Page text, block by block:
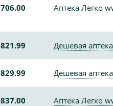
706.00 Аптека Легко
821.99 Дешевая
829.99 Дешевая
837.00 Аптека Легко